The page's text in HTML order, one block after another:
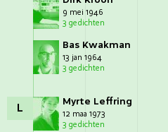
9 mei 1946
3 gedichten
Bas Kwakman
13 jan 1964
3 gedichten
L Myrte Leffring
12 maa 1973
3 gedichten